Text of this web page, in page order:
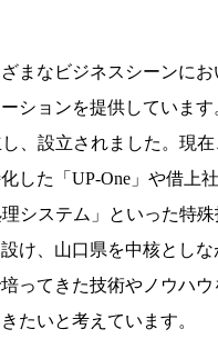
まなビジネスシーンに
ションを提供していま
、設立されました。現
した「UP-One」や借上
システム」といった特
け、山口県を中核とし
ってきた技術やノウハ
たいと考えています。